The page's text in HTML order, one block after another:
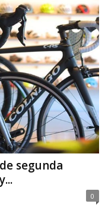
segunda
0